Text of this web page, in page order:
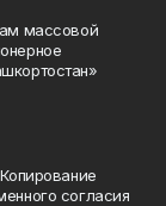
массовой
согласия